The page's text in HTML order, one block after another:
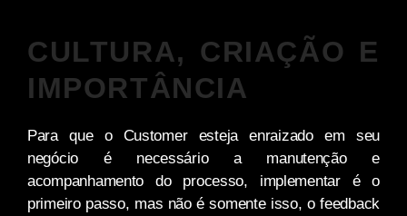
CULTURA, CRIAÇÃO E
IMPORTÂNCIA
Para que o Customer esteja enraizado em seu
negócio é necessário a manutenção e
acompanhamento do processo, implementar é o
primeiro passo, mas não é somente isso, o feedback